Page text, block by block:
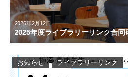
2026年2月12日
2025年度ライブラリーリンク合
お知らせ ライブラリーリンク